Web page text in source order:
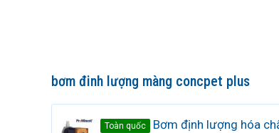
bơm đinh lượng màng concpet plus
Toàn quốc Bơm định lượng hóa